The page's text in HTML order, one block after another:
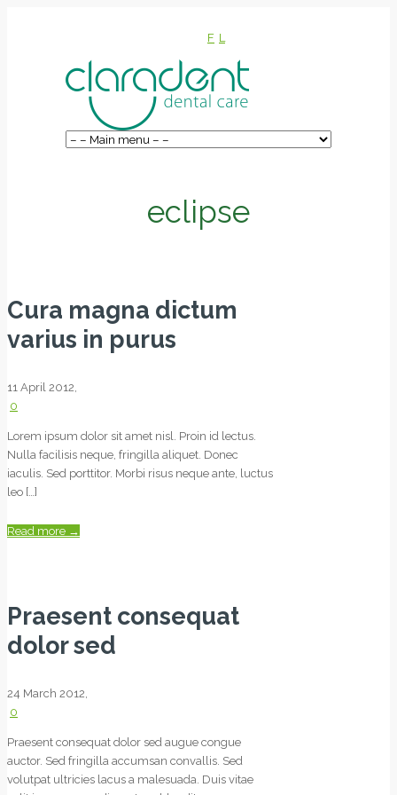
F L
eclipse
Cura magna dictum
varius in purus
11 April 2012,
0
Lorem ipsum dolor sit amet nisl. Proin id lectus.
Nulla facilisis neque, fringilla aliquet. Donec
iaculis. Sed porttitor. Morbi risus neque ante, luctus
leo […]
Read more →
Praesent consequat
dolor sed
24 March 2012,
0
Praesent consequat dolor sed augue congue
auctor. Sed fringilla accumsan convallis. Sed
volutpat ultricies lacus a malesuada. Duis vitae